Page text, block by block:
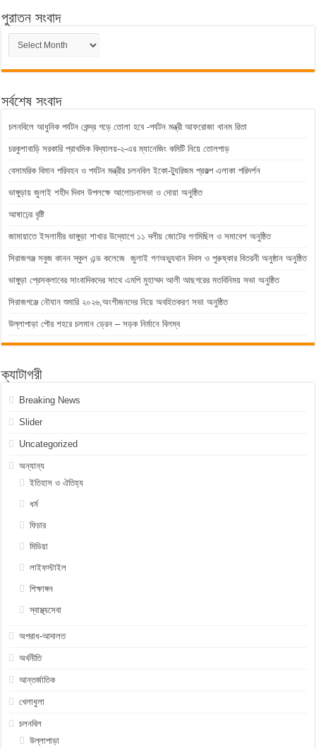
পুরাতন সংবাদ
পুরাতন
সংবাদ
সর্বশেষ সংবাদ
চলনবিলে আধুনিক পর্যটন কেন্দ্র গড়ে তোলা হবে -পর্যটন মন্ত্রী আফরোজা খানম রিতা
চরকুশাবাড়ি সরকারি প্রাথমিক বিদ্যালয়-২-এর ম্যানেজিং কমিটি নিয়ে তোলপাড়
বেসামরিক বিমান পরিবহন ও পর্যটন মন্ত্রীর চলনবিল ইকো-ট্যুরিজম প্রকল্প এলাকা পরিদর্শন
ভাঙ্গুড়ায় জুলাই শহীদ দিবস উপলক্ষে আলোচনাসভা ও দোয়া অনুষ্ঠিত
আষাঢ়ের বৃষ্টি
জামায়াতে ইসলামীর ভাঙ্গুড়া শাখার উদ্যোগে ১১ দলীয় জোটের গণমিছিল ও সমাবেশ অনুষ্ঠিত
সিরাজগঞ্জ সবুজ কানন স্কুল এন্ড কলেজে জুলাই গণঅভ্যুথান দিবস ও পুরুষ্কার বিতরনী অনুষ্ঠান অনুষ্ঠিত
ভাঙ্গুড়া প্রেসক্লাবের সাংবাদিকদের সাথে এমপি মুহাম্মদ আলী আছগরের মতবিনিময় সভা অনুষ্ঠিত
সিরাজগঞ্জে নৌযান শুমারি ২০২৬,অংশীজনদের নিয়ে অবহিতকরণ সভা অনুষ্ঠিত
উল্লাপাড়া পৌর শহরে চলমান ড্রেন – সড়ক নির্মানে বিলম্ব
ক্যাটাগরী
Breaking News
Slider
Uncategorized
অন্যান্য
ইতিহাস ও ঐতিহ্য
ধর্ম
ফিচার
মিডিয়া
লাইফস্টাইল
শিক্ষাঙ্গন
স্বাস্থ্যসেবা
অপরাধ-আদালত
অর্থনীতি
আন্তর্জাতিক
খেলাধুলা
চলনবিল
উল্লাপাড়া